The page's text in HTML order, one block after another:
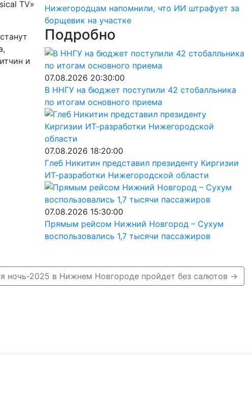
TV»
и
Нижегородцам напомнили, что ИИ штрафует за
борщевик на участке
Подробно
07.08.2026 20:30:00
В ННГУ на бюджет поступили 42 стобалльника
по итогам основного приема
07.08.2026 18:20:00
Глеб Никитин представил президенту Киргизии
ИТ-разработки Нижегородской области
07.08.2026 15:30:00
Прямым рейсом Нижний Новгород – Сухум
воспользовались 1,7 тысячи пассажиров
ночь-2025 в Нижнем Новгороде пройдет без салютов →